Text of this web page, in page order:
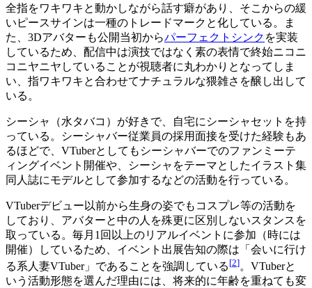
全指をワキワキと動かしながら話す癖があり、そこからの緩
いピースサインは一種のトレードマークと化している。ま
た、3Dアバターも公開当初からパーフェクトシンク を実装
しているため、配信中は演技ではなく素の表情で終始ニコニ
コニヤニヤしていることが視聴者に丸わかりとなってしま
い、指ワキワキと合わせてナチュラルな猥雑さを醸し出して
いる。
シーシャ（水タバコ）が好きで、自宅にシーシャセットを持
っている。シーシャバー従業員の採用面接を受けた経験もあ
るほどで、VTuberとしてもシーシャバーでのファンミーテ
ィングイベント開催や、シーシャをテーマとしたイラスト集
同人誌にモデルとして参加するなどの活動を行っている。
VTuberデビュー以前から生身の姿でもコスプレ等の活動を
しており、アバターと中の人を殊更に区別しないスタンスを
取っている。毎月1回以上のリアルイベントに参加（時には
開催）しているため、イベント出展告知の際は「会いに行け
る系人妻VTuber」であることを強調している [2]。VTuberと
いう活動形態を選んだ理由には、将来的に年齢を重ねても変